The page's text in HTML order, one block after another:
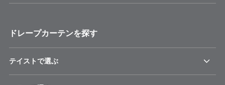
ドレープカーテンを探す
テイストで選ぶ